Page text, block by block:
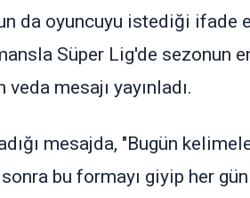
da oyuncuyu istediği ifade
Süper Lig'de sezonun
mesajı yayınladı.
mesajda, "Bugün
bu formayı giyip her